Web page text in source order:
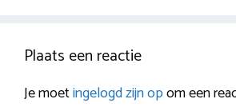
Plaats een reactie
Je moetingelogd zijn opom een